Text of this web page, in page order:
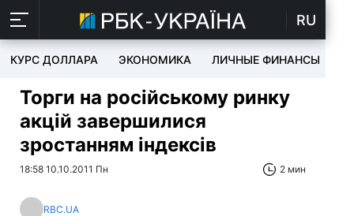
RU
КУРС ДОЛЛАРА ЭКОНОМИКА ЛИЧНЫЕ ФИНАНСЫ
Торги на російському ринку
акцій завершилися
зростанням індексів
18:58 10.10.2011 Пн 2 мин
RBC.UA